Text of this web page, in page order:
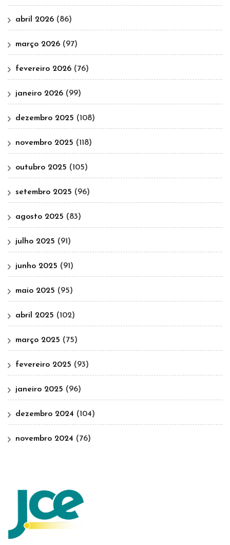
abril 2026 (86)
março 2026 (97)
fevereiro 2026 (76)
janeiro 2026 (99)
dezembro 2025 (108)
novembro 2025 (118)
outubro 2025 (105)
setembro 2025 (96)
agosto 2025 (83)
julho 2025 (91)
junho 2025 (91)
maio 2025 (95)
abril 2025 (102)
março 2025 (75)
fevereiro 2025 (93)
janeiro 2025 (96)
dezembro 2024 (104)
novembro 2024 (76)